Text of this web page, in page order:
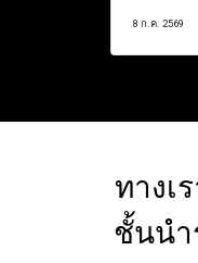
8 ก.ค. 2569
ทางเ
ชั้นนำ